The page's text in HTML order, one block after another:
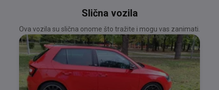
Slična vozila
Ova vozila su slična onome što tražite i mogu vas zanimati.